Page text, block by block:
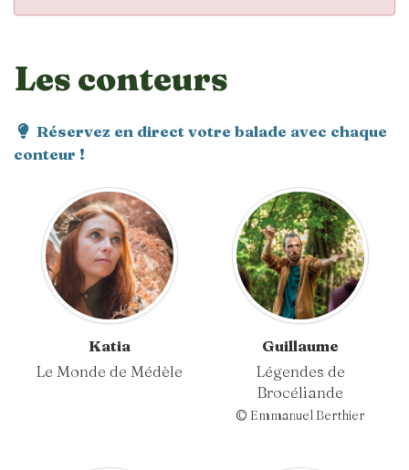
Les conteurs
Réservez en direct votre balade avec chaque
conteur !
Katia
Le Monde de Médèle
Guillaume
Légendes de
Brocéliande
© Emmanuel Berthier